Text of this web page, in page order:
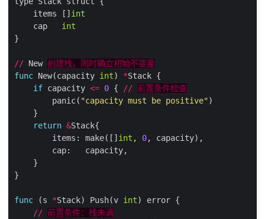
    items []
int
    cap
int
// New 创建栈，同时确立初始不变量
func New(capacity int) *
if capacity <= 0 { // 前置条件检查
        panic(
"capacity must be positive"
return &
        items: make([]
int , 0
func (s *Stack) Push(v int
// 前置条件：栈未满